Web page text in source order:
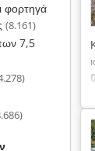
φορτηγά
(8.161)
7,5